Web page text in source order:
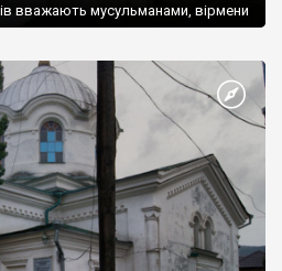
вважають мусульманами, вірмени